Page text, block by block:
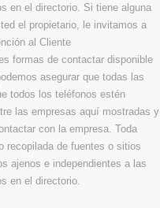
en el directorio. Si tiene alguna
el propietario, le invitamos a
al Cliente
formas de contactar disponible
asegurar que todas las
todos los teléfonos estén
las empresas aquí mostradas y
con la empresa. Toda
recopilada de fuentes o sitios
ajenos e independientes a las
en el directorio.